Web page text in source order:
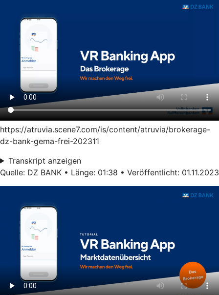
https://atruvia.scene7.com/is/content/atruvia/brokerage-
dz-bank-gema-frei-202311
Transkript anzeigen
Quelle: DZ BANK • Länge: 01:38 • Veröffentlicht: 01.11.2023